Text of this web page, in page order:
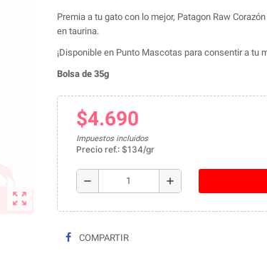
zoom_out_map
Premia a tu gato con lo mejor, Patagon Raw
en taurina.
¡Disponible en Punto Mascotas para consentir a tu
Bolsa de 35g
$4.690
Impuestos incluidos
Precio ref.: $134/gr
remove add
COMPARTIR